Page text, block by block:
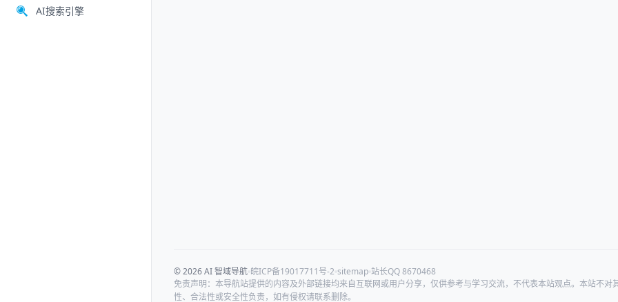
AI搜索引擎
© 2026 AI 智域导航 皖ICP备19017711号-2 sitemap 站长QQ 8670468
免责声明：本导航站提供的内容及外部链接均来自互联网或用户分享，仅供参考与学习交流，不代表本站观点。本站不对
性、合法性或安全性负责，如有侵权请联系删除。